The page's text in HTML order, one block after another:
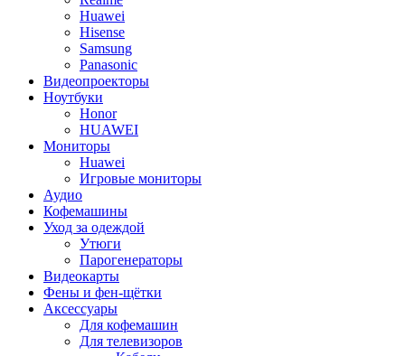
Huawei
Hisense
Samsung
Panasonic
Видеопроекторы
Ноутбуки
Honor
HUAWEI
Мониторы
Huawei
Игровые мониторы
Аудио
Кофемашины
Уход за одеждой
Утюги
Парогенераторы
Видеокарты
Фены и фен-щётки
Аксессуары
Для кофемашин
Для телевизоров